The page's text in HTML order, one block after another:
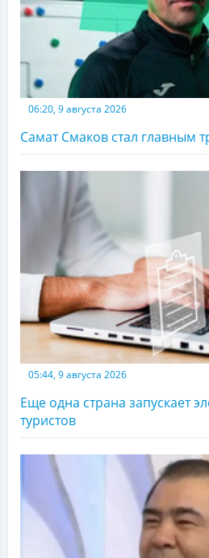
06:20, 9 августа 2026
Самат Смаков стал главным
05:44, 9 августа 2026
Еще одна страна запускает
туристов